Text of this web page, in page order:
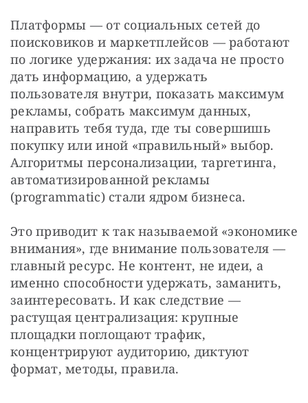
Платформы — от социальных сетей до
поисковиков и маркетплейсов — работают
по логике удержания: их задача не просто
дать информацию, а удержать
пользователя внутри, показать максимум
рекламы, собрать максимум данных,
направить тебя туда, где ты совершишь
покупку или иной «правильный» выбор.
Алгоритмы персонализации, таргетинга,
автоматизированной рекламы
(programmatic) стали ядром бизнеса.
Это приводит к так называемой «экономике
внимания», где внимание пользователя —
главный ресурс. Не контент, не идеи, а
именно способности удержать, заманить,
заинтересовать. И как следствие —
растущая централизация: крупные
площадки поглощают трафик,
концентрируют аудиторию, диктуют
формат, методы, правила.